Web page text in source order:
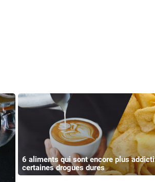
6 aliments qui sont encore plus
certaines drogues dures